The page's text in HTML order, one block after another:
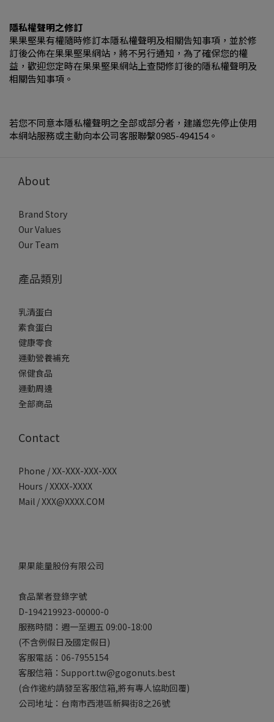
隱私權聲明之修訂
果果堅果有權隨時修訂本隱私權聲明及相關告知事項，並於修
訂後公佈在果果堅果網站，將不另行通知，為了確保您的權
益，歡迎您定時在果果堅果網站上查閱修訂後的隱私權聲明及
相關告知事項。
若您不同意本隱私權聲明之全部或部分者，建議您先停止使用
本網站服務或主動向本公司客服聯繫0985-494154。
About
Brand Story
Our Values
Our Team
產品類別
乳清蛋白
素食蛋白
健康零食
運動營養補充
保健食品
運動周邊
全部商品
Contact
Phone / XX-XXX-XXX-XXX
Hours / XXXX-XXXX
Mail / XXX@XXXX.COM
果果能量股份有限公司
食品業者登錄字號
D-194219923-00000-0
服務時間：週一至週五 09:00-18:00
(不含例假日及國定假日)
客服電話：06-7955154
客服信箱：Support.tw@gogonuts.best
(合作邀約請發至客服信箱,將有專人協助回覆)
公司地址：台南市西港區新興街8之26號